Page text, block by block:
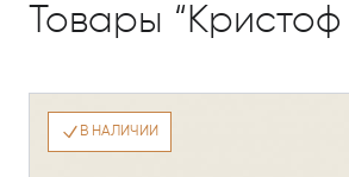
Товары
В НАЛИЧИИ